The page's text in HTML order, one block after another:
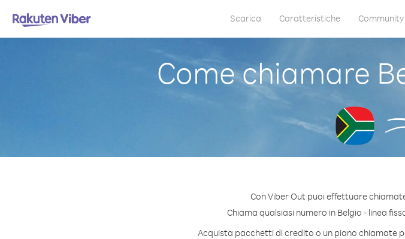
Scarica Caratteristiche Community
Come chiamare
Con Viber Out puoi effettuare
Chiama qualsiasi numero in Belgio - linea
Acquista pacchetti di credito o un piano chiamate